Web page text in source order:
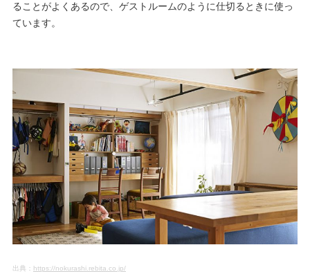
ることがよくあるので、ゲストルームのように仕切るときに使っ
ています。
出典： https://nokurashi.rebita.co.jp/